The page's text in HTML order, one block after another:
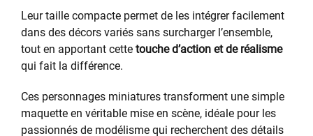
Leur taille compacte permet de les intégrer facilement
dans des décors variés sans surcharger l’ensemble,
tout en apportant cette touche d’action et de réalisme
qui fait la différence.
Ces personnages miniatures transforment une simple
maquette en véritable mise en scène, idéale pour les
passionnés de modélisme qui recherchent des détails